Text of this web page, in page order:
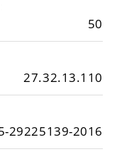
50
27.32.13.110
29225139-2016